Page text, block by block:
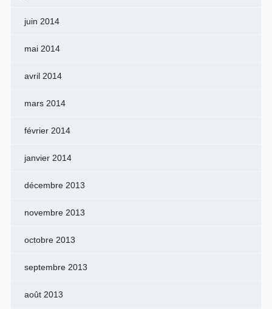
juin 2014
mai 2014
avril 2014
mars 2014
février 2014
janvier 2014
décembre 2013
novembre 2013
octobre 2013
septembre 2013
août 2013